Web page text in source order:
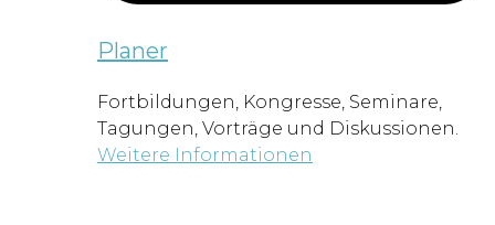
Planer
Fortbildungen, Kongresse, Seminare,
Tagungen, Vorträge und Diskussionen.
Weitere Informationen